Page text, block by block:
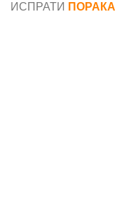
ИСПРАТИ ПОРАКА